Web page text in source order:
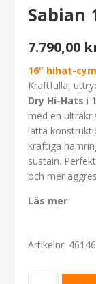
Sabian
7.790,00
16" hihat-
Kraftfulla,
Dry Hi-Hats i
med en
lätta
kraftiga
sustain.
och mer
Läs mer
Artikelnr: